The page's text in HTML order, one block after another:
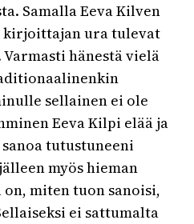
Samalla Eeva Kilven
kirjoittajan ura tulevat
hänestä vielä
sellainen ei ole
Eeva Kilpi elää ja
tutustuneeni
myös hieman
miten tuon sanoisi,
ei sattumalta